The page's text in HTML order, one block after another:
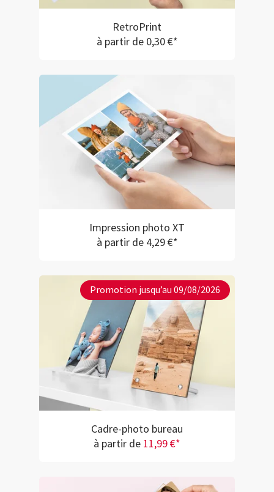
RetroPrint
à partir de 0,30 €*
Impression photo XT
à partir de 4,29 €*
Promotion jusqu’au 09/08/2026
Cadre-photo bureau
à partir de 11,99 €*